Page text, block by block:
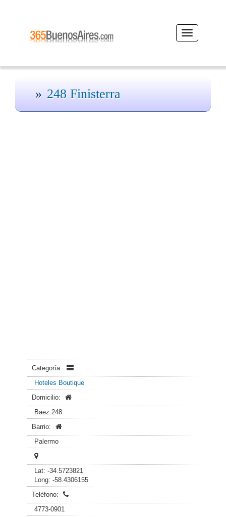
Desplegar
navegación
248 Finisterra
Categoría:
Hoteles Boutique
Domicilio:
Baez 248
Barrio:
Palermo
Lat: -34.5723821
Long: -58.4306155
Teléfono:
4773-0901